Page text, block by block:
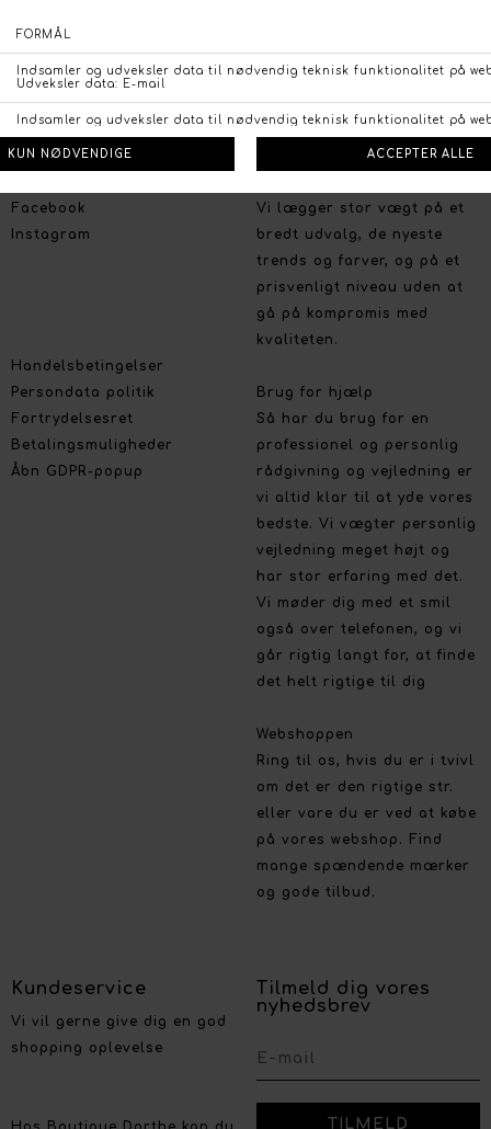
KONTAKT OS
FØLG OS PÅ:
Social
Facebook
Instagram
Handelsbetingelser
Persondata politik
Fortrydelsesret
Betalingsmuligheder
Åbn GDPR-popup
Om Boutique Dorthe
Vi lægger stor vægt på et
bredt udvalg, de nyeste
trends og farver, og på et
prisvenligt niveau uden at
gå på kompromis med
kvaliteten.
Brug for hjælp
Så har du brug for en
professionel og personlig
rådgivning og vejledning er
vi altid klar til at yde vores
bedste. Vi vægter personlig
vejledning meget højt og
har stor erfaring med det.
Vi møder dig med et smil
også over telefonen, og vi
går rigtig langt for, at finde
det helt rigtige til dig
Webshoppen
Ring til os, hvis du er i tvivl
om det er den rigtige str.
eller vare du er ved at købe
på vores webshop. Find
mange spændende mærker
og gode tilbud.
Kundeservice
Vi vil gerne give dig en god
shopping oplevelse
Tilmeld dig vores
nyhedsbrev